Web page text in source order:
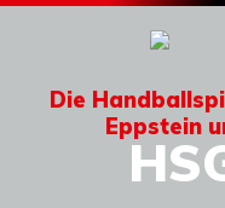
Die
Eppstein